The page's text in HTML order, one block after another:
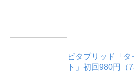
ビタブリッド「タ
ト」初回980円（